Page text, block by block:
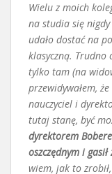
Wielu z moich
na studia się nigdy
udało dostać na
klasyczną. Trudno
tylko tam (na
przewidywałem,
nauczyciel i
tutaj stanę, być
dyrektorem
oszczędnym i
wiem, jak to